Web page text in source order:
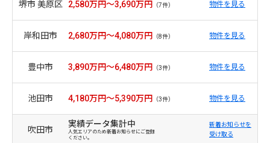
堺市 美原区 2,580万円～3,690万円 （7件） 物件を見る
岸和田市 2,680万円～4,080万円 （8件） 物件を見る
豊中市 3,890万円～6,480万円 （3件） 物件を見る
池田市 4,180万円～5,390万円 （3件） 物件を見る
吹田市
実績データ集計中
人気エリアのため新着お知らせにご登録
ください。
新着お知らせを
受け取る